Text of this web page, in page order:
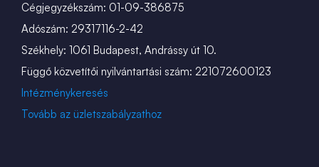
Cégjegyzékszám: 01-09-386875
Adószám: 29317116-2-42
Székhely: 1061 Budapest, Andrássy út 10.
Függő közvetítői nyilvántartási szám: 221072600123
Intézménykeresés
Tovább az üzletszabályzathoz